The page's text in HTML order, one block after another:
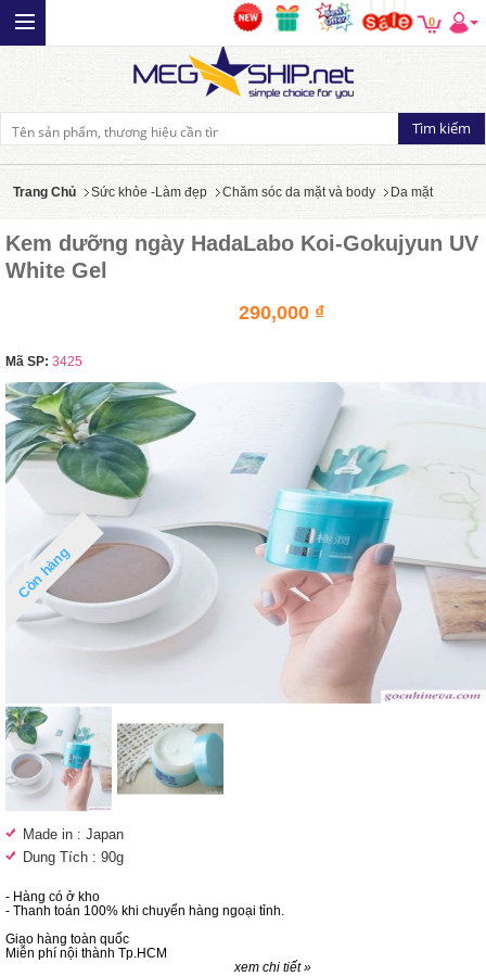
0
Trang Chủ Sức khỏe -Làm đẹp Chăm sóc da mặt và body Da mặt
Kem dưỡng ngày HadaLabo Koi-Gokujyun UV
White Gel
290,000 ₫
Mã SP: 3425
Còn hàng
Made in : Japan
Dung Tích : 90g
- Hàng có ở kho
- Thanh toán 100% khi chuyển hàng ngoại tỉnh.
Giao hàng toàn quốc
Miễn phí nội thành Tp.HCM
xem chi tiết »